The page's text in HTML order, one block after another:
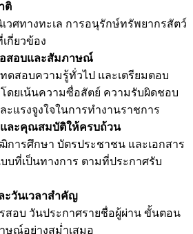
ติ
เวศทางทะเล การอนุรักษ์ทรัพยากรสัตว์
กี่ยวข้อง
สอบและสัมภาษณ์
ดสอบความรู้ทั่วไป และเตรียมตอบ
ยเน้นความซื่อสัตย์ ความรับผิดชอบ
ะแรงจูงใจในการทำงานราชการ
และคุณสมบัติให้ครบถ้วน
การศึกษา บัตรประชาชน และเอกสาร
บที่เป็นทางการ ตามที่ประกาศรับ
ะวันเวลาสำคัญ
สอบ วันประกาศรายชื่อผู้ผ่าน ขั้นตอน
ษณ์อย่างสม่ำเสมอ